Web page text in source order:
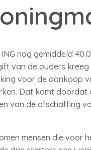
nog gemiddeld
van de ouders kreeg
voor de aankoop
Dat komt doordat
van de afschaffing
mensen die voor